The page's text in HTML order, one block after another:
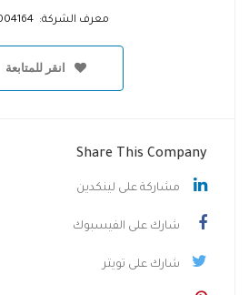
معرف الشركة: 00004164
انقر للمتابعة
Share This Company
مشاركة على لينكدين
شارك على الفيسبوك
شارك على تويتر